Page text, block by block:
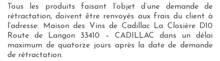
Tous les produits faisant l’objet d’une demande de
rétractation, doivent être renvoyés aux frais du client à
l’adresse: Maison des Vins de Cadillac La Closière D10
Route de Langon 33410 – CADILLAC dans un délai
maximum de quatorze jours après la date de demande
de rétractation.